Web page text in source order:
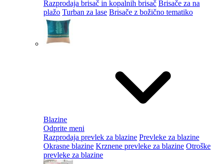
Razprodaja brisač in kopalnih brisač Brisače za na
plažo Turban za lase Brisače z božično tematiko
Blazine
Odprite meni
Razprodaja prevlek za blazine Prevleke za blazine
Okrasne blazine Krznene prevleke za blazine Otroške
prevleke za blazine